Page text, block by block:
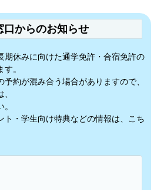
口からのお知らせ
期休みに向けた通学免許・合宿免許の
。
約が混み合う場合がありますので、
・学生向け特典などの情報は、こち